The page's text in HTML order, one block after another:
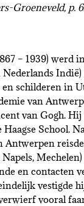
Groeneveld, p.
– 1939) werd
Nederlands
en schilderen in
van
van Gogh.
School.
Antwerpen
en contacten
vestigde
vooral